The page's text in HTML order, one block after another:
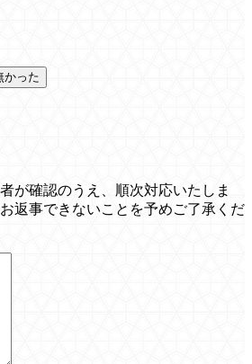
かった
が確認のうえ、順次対応いたしま
返事できないことを予めご了承くだ